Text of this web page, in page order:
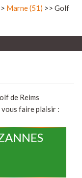
Marne (51) >> Golf
de Reims
faire plaisir :